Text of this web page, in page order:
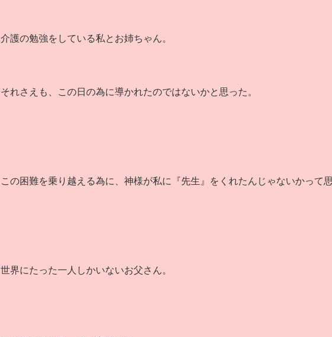
介護の勉強をしている私とお姉ちゃん。
それさえも、この日の為に導かれたのではないかと思った。
この困難を乗り越える為に、神様が私に『先生』をくれたんじゃないかって
世界にたった一人しかいないお父さん。